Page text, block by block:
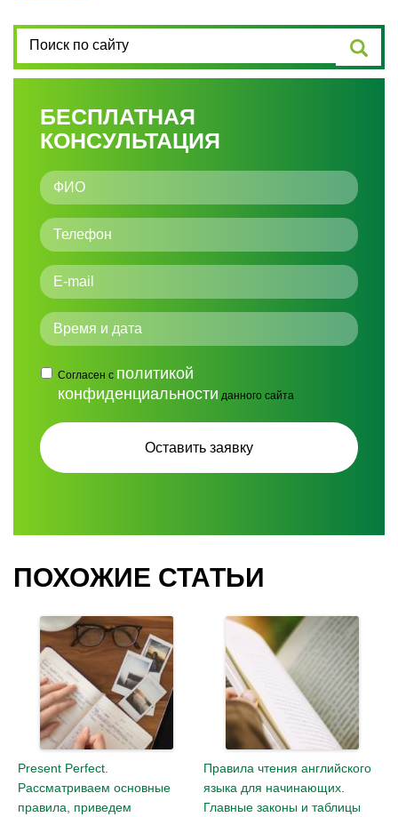
БЕСПЛАТНАЯ
КОНСУЛЬТАЦИЯ
Согласен с политикой
конфиденциальности данного сайта
ПОХОЖИЕ СТАТЬИ
Present Perfect.
Рассматриваем основные
правила, приведем
Правила чтения английского
языка для начинающих.
Главные законы и таблицы